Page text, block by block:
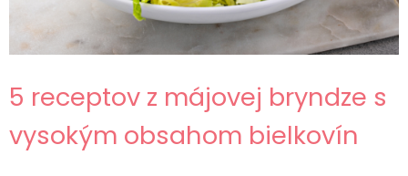
5 receptov z májovej bryndze s
vysokým obsahom bielkovín